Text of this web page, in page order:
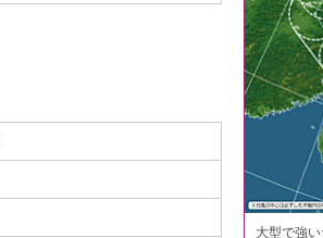
大型で強